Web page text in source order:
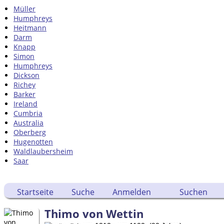
Müller
Humphreys
Heitmann
Darm
Knapp
Simon
Humphreys
Dickson
Richey
Barker
Ireland
Cumbria
Australia
Oberberg
Hugenotten
Waldlaubersheim
Saar
Startseite Suche Anmelden Suchen
Thimo von Wettin